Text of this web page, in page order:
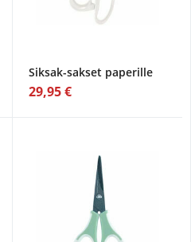
Siksak-sakset paperille
29,95 €